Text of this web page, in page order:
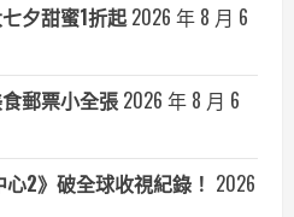
夕甜蜜1折起 2026 年 8 月 6
郵票小全張 2026 年 8 月 6
2》破全球收視紀錄！ 2026